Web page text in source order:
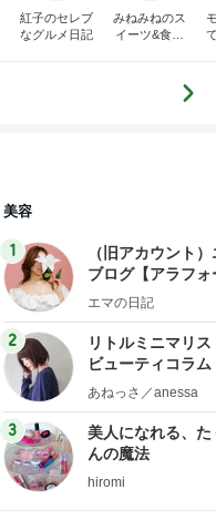
紅子のセレブ
なグルメ日記
みねみねのス
イーツ&食パ
美容
1
（旧アカウント
ブログ【アラフォ
社売却セカンドラ
エマの日記
2
リトルミニマリス
ビューティコラ
little
あねっさ／anessa
3
美人になれる、た
んの魔法
hiromi